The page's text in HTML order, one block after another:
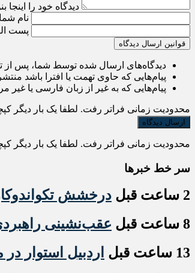
دیدگاه خود را اینجا
نام شما
پست
قوانین ارسال دیدگاه
دیدگاه‌های ارسال شده توسط شما، پس از
پیام‌هایی که حاوی تهمت یا افترا باشد
پیام‌هایی که به غیر از زبان فارسی یا غیر
محدودیت زمانی فراتر رفت. لطفا یک بار دیگر
محدودیت زمانی فراتر رفت. لطفا یک بار دیگر
سر خط خبرها
2 ساعت قبل
درخشش
8 ساعت قبل
عقب‌نشینی
13 ساعت قبل
اردبیل استوار